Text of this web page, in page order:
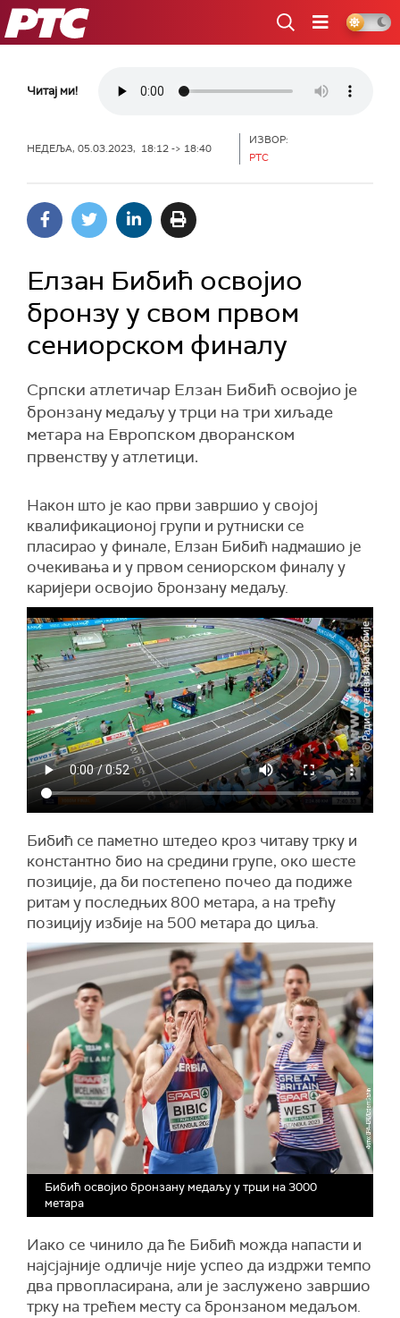
РТС
Читај ми!
НЕДЕЉА, 05.03.2023, 18:12 -> 18:40
ИЗВОР:
РТС
Елзан Бибић освојио
бронзу у свом првом
сениорском финалу
Српски атлетичар Елзан Бибић освојио је
бронзану медаљу у трци на три хиљаде
метара на Европском дворанском
првенству у атлетици.
Након што је као први завршио у својој
квалификационој групи и рутниски се
пласирао у финале, Елзан Бибић надмашио је
очекивања и у првом сениорском финалу у
каријери освојио бронзану медаљу.
Бибић се паметно штедео кроз читаву трку и
константно био на средини групе, око шесте
позиције, да би постепено почео да подиже
ритам у последњих 800 метара, а на трећу
позицију избије на 500 метара до циља.
Бибић освојио бронзану медаљу у трци на 3000
метара
Иако се чинило да ће Бибић можда напасти и
најсјајније одличје није успео да издржи темпо
два првопласирана, али је заслужено завршио
трку на трећем месту са бронзаном медаљом.